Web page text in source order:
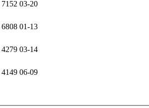
7152 03-20
6808 01-13
4279 03-14
4149 06-09